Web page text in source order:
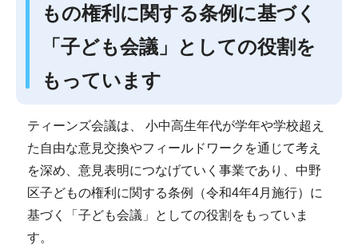
もの権利に関する条例に基づく
「子ども会議」としての役割を
もっています
ティーンズ会議は、 小中高生年代が学年や学校超え
た自由な意見交換やフィールドワークを通じて考え
を深め、意見表明につなげていく事業であり、中野
区子どもの権利に関する条例（令和4年4月施行）に
基づく「子ども会議」としての役割をもっていま
す。